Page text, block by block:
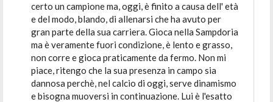
certo un campione ma, oggi, è finito a causa dell' età
e del modo, blando, di allenarsi che ha avuto per
gran parte della sua carriera. Gioca nella Sampdoria
ma è veramente fuori condizione, è lento e grasso,
non corre e gioca praticamente da fermo. Non mi
piace, ritengo che la sua presenza in campo sia
dannosa perchè, nel calcio di oggi, serve dinamismo
e bisogna muoversi in continuazione. Lui è l'esatto